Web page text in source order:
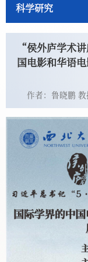
科学研究
“侯外庐学术
国电影和华语
作者：鲁晓鹏 教